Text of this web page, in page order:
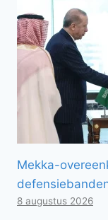
Mekka-
8 augustus 2026